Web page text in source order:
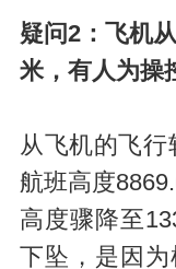
疑问2：飞机
米，有人为操
从飞机的飞行
航班高度
高度骤降至
下坠，是因